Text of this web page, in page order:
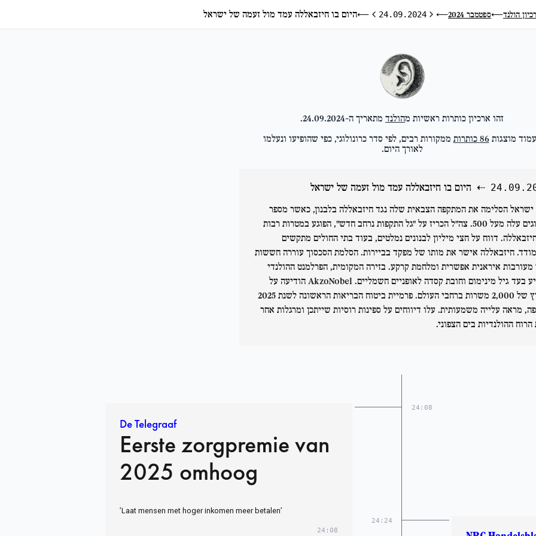
הולנד⟵ספטמבר 2024 ⟵היום הקודם
24.09.2024 היום הבא
⟵היום בו חיזבאללה עמד מול זעמה של ישראל
זהו ארכיון כותרות ראשיות מהולנד מתאריך ה-24.09.2024
.
מוצגות86 כותרות ממקורות רבים, לפי סדר כרונולוגי, כפי שהופיעו ונעלמו
לאורך היום.
⇠ היום בו חיזבאללה עמד מול זעמה של ישראל
ישראל הסלימה את המתקפה הצבאית שלה נגד חיזבאללה בלבנון, כאשר מספר
ההרוגים עלה מעל 500. צה"ל הכריז על "גל התקפות נרחב חדש", הפוגע במטרות רבות
דווח על חצי מיליון לבנונים נמלטים, בעוד בתי החולים מתקשים
חיזבאללה אישר את מותו של מפקד בביירות. הסלמת הסכסוך עוררה חששות
מעורבות איראנית אפשרית ומלחמת קרקע. בזירה המקומית, הפרלמנט ההולנדי
הצביע בעד גיל מינימום וחובת קסדה לאופניים חשמליים. AkzoNobel הודיעה על
קיצוץ של 2,000 משרות ברחבי העולם. פרמיית ביטוח הבריאות הראשונה לשנת 2025
מראה עלייה משמעותית. עלו דיווחים על ספינות רוסיות שייתכן ומרגלות אחר
הרוח ההולנדיות בים הצפוני.
24:08
De Telegraaf
Eerste zorgpremie van
2025 omhoog
’Laat mensen met hoger inkomen meer betalen’
24:08
24:24